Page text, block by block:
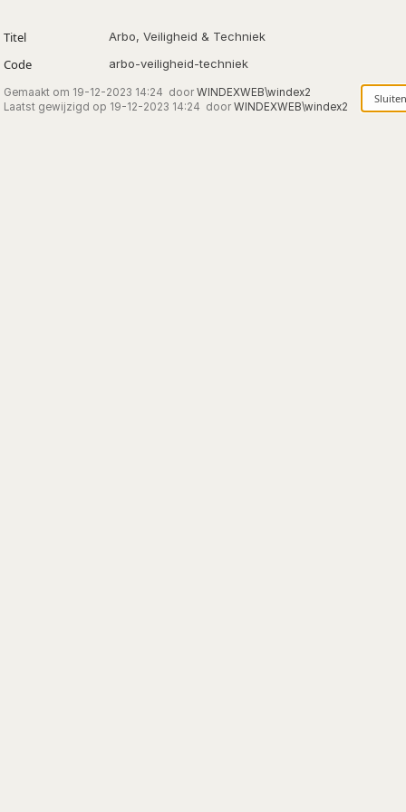
Titel Arbo, Veiligheid & Techniek
Code arbo-veiligheid-techniek
Gemaakt om 19-12-2023 14:24 door WINDEXWEB\windex2
Laatst gewijzigd op 19-12-2023 14:24 door WINDEXWEB\windex2